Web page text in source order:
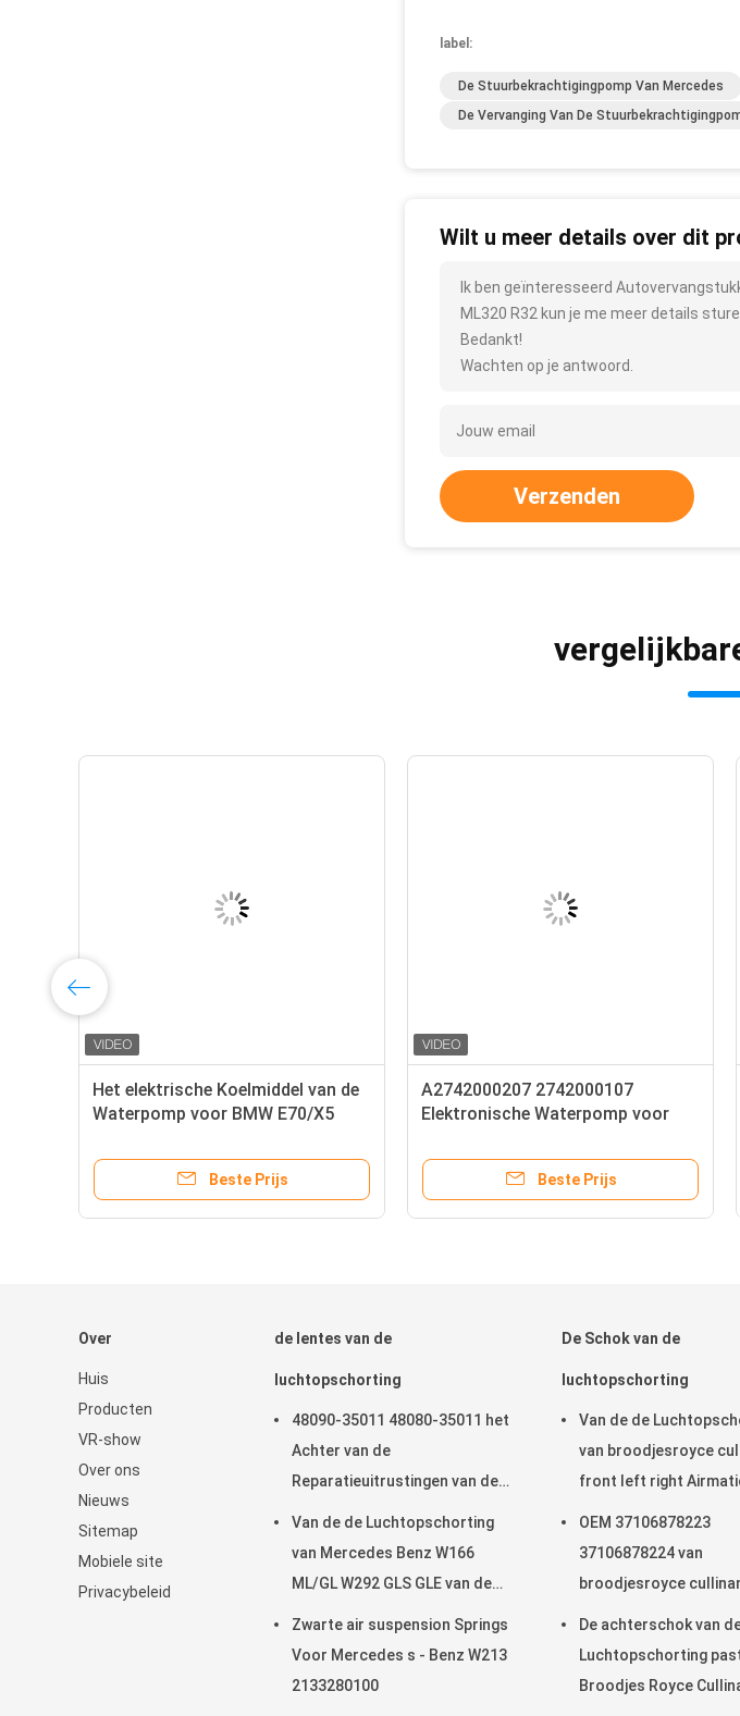
label:
De Stuurbekrachtigingpomp Van Mercedes
De Vervanging Van De
Wilt u meer details over dit
Ik ben geïnteresseerd
ML320 R32 kun je me meer details
Bedankt!
Wachten op je antwoord.
Verzenden
Het elektrische Koelmiddel van de
Waterpomp voor BMW E70/X5
het Motor van een auto de
Elektrische WaterBeste Prijs
A2742000207 2742000107
Elektronische Waterpomp voor
met Lange Pijpmotor M274
Beste Prijs
Over
Huis
Producten
VR-show
Over ons
Nieuws
Sitemap
Mobiele site
Privacybeleid
de lentes van de
luchtopschorting
48090-35011 48080-35011 het
Achter van de
Reparatieuitrustingen van de
Van de de Luchtopschorting
van Mercedes Benz W166
ML/GL W292 GLS GLE van de
Zwarte air suspension Springs
Voor Mercedes s - Benz W213
2133280100
De Schok van de
luchtopschorting
Van de de
van broodjesroyce
front left right
OEM 37106878223
37106878224 van
broodjesroyce
De achterschok van
Luchtopschorting
Broodjes Royce